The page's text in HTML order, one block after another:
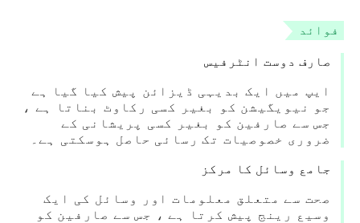
فوائد
صارف دوست انٹرفیس
ایپ میں ایک بدیہی ڈیزائن پیش کیا گیا ہے
جو نیویگیشن کو بغیر کسی رکاوٹ بناتا ہے ،
جس سے صارفین کو بغیر کسی پریشانی کے
ضروری خصوصیات تک رسائی حاصل ہوسکتی ہے۔
جامع وسائل کا مرکز
صحت سے متعلق معلومات اور وسائل کی ایک
وسیع رینج پیش کرتا ہے ، جس سے صارفین کو